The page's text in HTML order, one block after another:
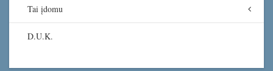
Tai įdomu
D.U.K.